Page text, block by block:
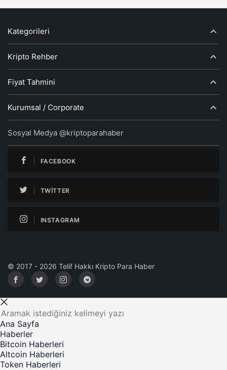
Kategorileri
Kripto Rehber
Fiyat Tahmini
Kurumsal / Corporate
Sosyal Medya @kriptoparahaber
FACEBOOK
TWITTER
INSTAGRAM
© 2017 - 2026 Telif Hakkı Kripto Para Haber
Ana Sayfa
Haberler
Bitcoin Haberleri
Altcoin Haberleri
Token Haberleri